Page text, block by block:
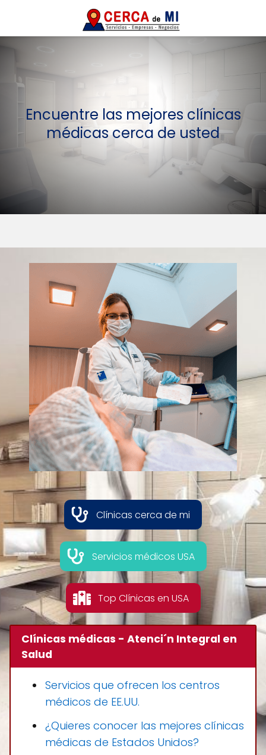
Encuentre las mejores clínicas
médicas cerca de usted
Clínicas cerca de mi
Servicios médicos USA
Top Clínicas en USA
Clínicas médicas - Atenci´n Integral en
Salud
Servicios que ofrecen los centros
médicos de EE.UU.
¿Quieres conocer las mejores clínicas
médicas de Estados Unidos?